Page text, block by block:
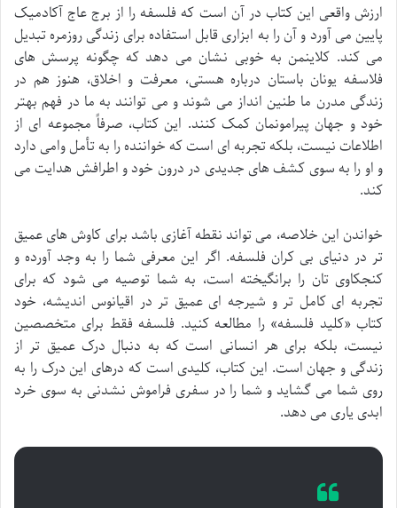
ارزش واقعی این کتاب در آن است که فلسفه را از برج عاج آکادمیک
پایین می آورد و آن را به ابزاری قابل استفاده برای زندگی روزمره تبدیل
می کند. کلاینمن به خوبی نشان می دهد که چگونه پرسش های
فلاسفه یونان باستان درباره هستی، معرفت و اخلاق، هنوز هم در
زندگی مدرن ما طنین انداز می شوند و می توانند به ما در فهم بهتر
خود و جهان پیرامونمان کمک کنند. این کتاب، صرفاً مجموعه ای از
اطلاعات نیست، بلکه تجربه ای است که خواننده را به تأمل وامی دارد
و او را به سوی کشف های جدیدی در درون خود و اطرافش هدایت می
کند.
خواندن این خلاصه، می تواند نقطه آغازی باشد برای کاوش های عمیق
تر در دنیای بی کران فلسفه. اگر این معرفی شما را به وجد آورده و
کنجکاوی تان را برانگیخته است، به شما توصیه می شود که برای
تجربه ای کامل تر و شیرجه ای عمیق تر در اقیانوس اندیشه، خود
کتاب «کلید فلسفه» را مطالعه کنید. فلسفه فقط برای متخصصین
نیست، بلکه برای هر انسانی است که به دنبال درک عمیق تر از
زندگی و جهان است. این کتاب، کلیدی است که درهای این درک را به
روی شما می گشاید و شما را در سفری فراموش نشدنی به سوی خرد
ابدی یاری می دهد.